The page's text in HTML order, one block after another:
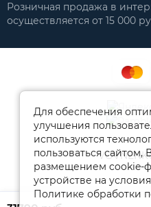
Розничная продажа в
осуществляется от 15 000
Для обеспечения
улучшения
используются
пользоваться сайтом,
размещением cookie-
устройстве на
Политике обработки